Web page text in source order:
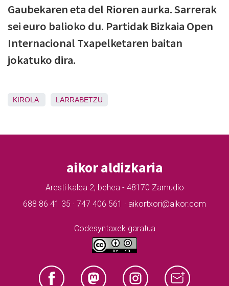
Gaubekaren eta del Rioren aurka. Sarrerak
sei euro balioko du. Partidak Bizkaia Open
Internacional Txapelketaren baitan
jokatuko dira.
KIROLA LARRABETZU
aikor aldizkaria
Aresti kalea 2, behea - 48170 Zamudio
688 86 41 35 · 747 406 561 · aikortxori@aikor.com
Codesyntaxek garatua